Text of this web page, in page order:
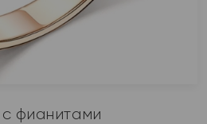
фианитами